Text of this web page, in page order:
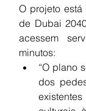
O projeto
de Dubai
acessem
minutos:
“O plano
dos